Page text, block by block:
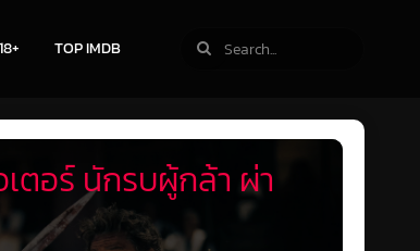
TOP IMDB
ตอร์ นักรบผู้กล้า ผ่า